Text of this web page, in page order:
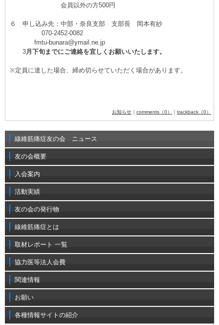
会員以外の方500円
６ 申し込み先：中部・奈良支部 支部長 岡本有紗
070-2452-0082
fmtu-bunara@ymail.ne.jp
3月下旬までにご連絡を宜しくお願いいたします。
※定員に達した場合、締め切らせていただく場合があります。
お知らせ ｜ comments（0） ｜ trackback（0）
線維筋痛症友の会 ニュース
友の会概要
入会案内
活動実績
友の会の発行物
線維筋痛症とは
取材レポート 一覧
協力医等法人会費
関連情報
お願い
各種情報サイトの紹介